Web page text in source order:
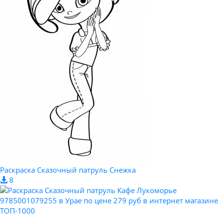
Раскраска Сказочный патруль Снежка
8